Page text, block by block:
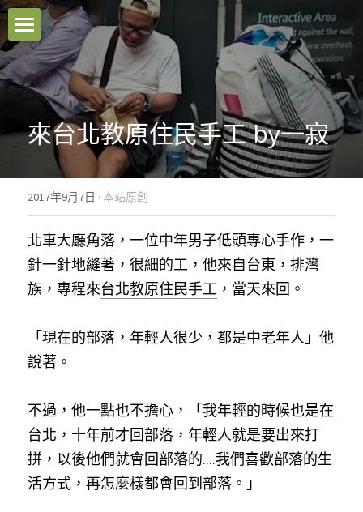
本站原創
好文推薦
影音分享
關於我們
臉書粉專
聯絡我們
搜索
來台北教原住民手工 by一寂
2017年9月7日 · 本站原創
北車大廳角落，一位中年男子低頭專心手作，一
針一針地縫著，很細的工，他來自台東，排灣
族，專程來台北教原住民手工 ，當天來回。
「現在的部落，年輕人很少，都是中老年人」他
說著。
不過，他一點也不擔心，「我年輕的時候也是在
台北，十年前才回部落，年輕人就是要出來打
拼，以後他們就會回部落的....我們喜歡部落的生
活方式，再怎麼樣都會回到部落。」